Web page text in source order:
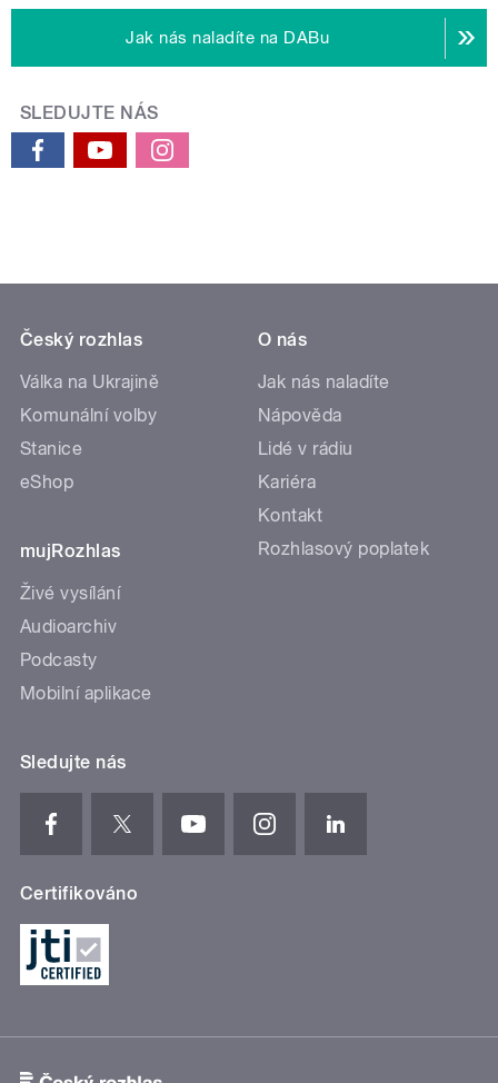
Jak nás naladíte na DABu
SLEDUJTE NÁS
Český rozhlas
Válka na Ukrajině
Komunální volby
Stanice
eShop
mujRozhlas
Živé vysílání
Audioarchiv
Podcasty
Mobilní aplikace
O nás
Jak nás naladíte
Nápověda
Lidé v rádiu
Kariéra
Kontakt
Rozhlasový poplatek
Sledujte nás
Certifikováno